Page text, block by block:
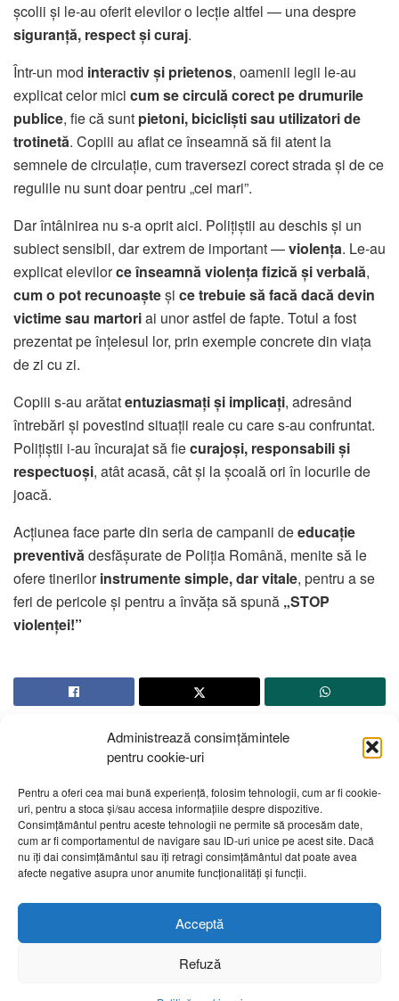
Administrează consimțămintele
pentru cookie-uri
Pentru a oferi cea mai bună experiență, folosim tehnologii, cum ar fi cookie-
uri, pentru a stoca și/sau accesa informațiile despre dispozitive.
Consimțământul pentru aceste tehnologii ne permite să procesăm date,
cum ar fi comportamentul de navigare sau ID-uri unice pe acest site. Dacă
nu îți dai consimțământul sau îți retragi consimțământul dat poate avea
afecte negative asupra unor anumite funcționalități și funcții.
Acceptă
Refuză
școlii și le-au oferit elevilor o lecție altfel — una despre
siguranță, respect și curaj.
Într-un mod interactiv și prietenos, oamenii legii le-au
explicat celor mici cum se circulă corect pe drumurile
publice, fie că sunt pietoni, bicicliști sau utilizatori de
trotinetă. Copiii au aflat ce înseamnă să fii atent la
semnele de circulație, cum traversezi corect strada și de ce
regulile nu sunt doar pentru „cei mari”.
Dar întâlnirea nu s-a oprit aici. Polițiștii au deschis și un
subiect sensibil, dar extrem de important —violența. Le-au
explicat elevilorce înseamnă violența fizică și verbală,
cum o pot recunoașteși ce trebuie să facă dacă devin
victime sau martoriai unor astfel de fapte. Totul a fost
prezentat pe înțelesul lor, prin exemple concrete din viața
de zi cu zi.
Copiii s-au arătatentuziasmați și implicați, adresând
întrebări și povestind situații reale cu care s-au confruntat.
Polițiștii i-au încurajat să fiecurajoși, responsabili și
respectuoși, atât acasă, cât și la școală ori în locurile de
joacă.
Acțiunea face parte din seria de campanii deeducație
preventivădesfășurate de Poliția Română, menite să le
ofere tinerilorinstrumente simple, dar vitale, pentru a se
feri de pericole și pentru a învăța să spună „STOP
violenței!”
Despre noi Publicitate Contact
Politică de confidențialitate
Cod Deontologic
Grila de programe
Daca sunteti martorul unor evenimente importante vă rugăm
să ne contactați pe email:telembotosani.tv@gmail.com